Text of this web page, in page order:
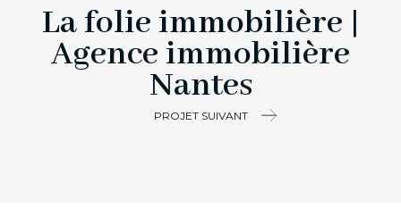
La folie immobilière |
Agence immobilière
Nantes
PROJET SUIVANT